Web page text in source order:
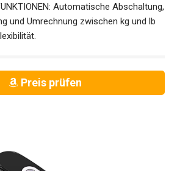
Automatische Abschaltung,
und Umrechnung zwischen kg und lb
Preis prüfen